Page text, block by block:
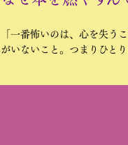
「一番怖いのは、心を失う
がいないこと。つまりひとり